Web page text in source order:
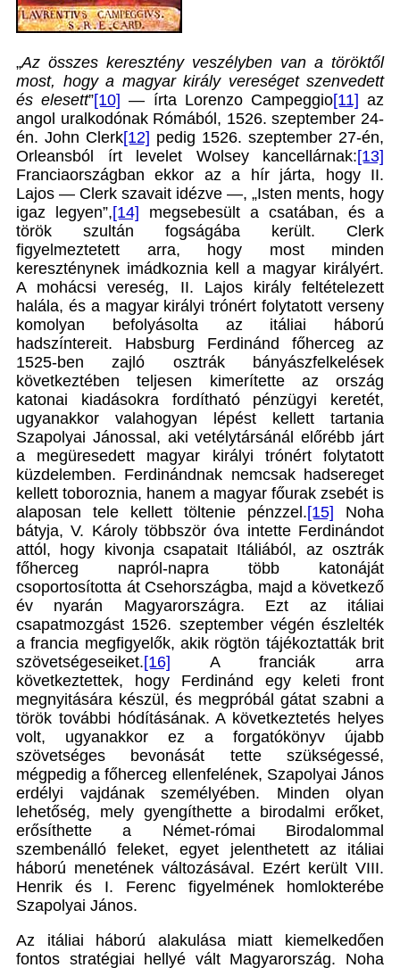
„Az összes keresztény veszélyben van a töröktől
most, hogy a magyar király vereséget szenvedett
és elesett”[10] — írta Lorenzo Campeggio[11] az
angol uralkodónak Rómából, 1526. szeptember 24-
én. John Clerk[12] pedig 1526. szeptember 27-én,
Orleansból írt levelet Wolsey kancellárnak:[13]
Franciaországban ekkor az a hír járta, hogy II.
Lajos — Clerk szavait idézve —, „Isten ments, hogy
igaz legyen”,[14] megsebesült a csatában, és a
török szultán fogságába került. Clerk
figyelmeztetett arra, hogy most minden
kereszténynek imádkoznia kell a magyar királyért.
A mohácsi vereség, II. Lajos király feltételezett
halála, és a magyar királyi trónért folytatott verseny
komolyan befolyásolta az itáliai háború
hadszíntereit. Habsburg Ferdinánd főherceg az
1525-ben zajló osztrák bányászfelkelések
következtében teljesen kimerítette az ország
katonai kiadásokra fordítható pénzügyi keretét,
ugyanakkor valahogyan lépést kellett tartania
Szapolyai Jánossal, aki vetélytársánál előrébb járt
a megüresedett magyar királyi trónért folytatott
küzdelemben. Ferdinándnak nemcsak hadsereget
kellett toboroznia, hanem a magyar főurak zsebét is
alaposan tele kellett töltenie pénzzel.[15] Noha
bátyja, V. Károly többször óva intette Ferdinándot
attól, hogy kivonja csapatait Itáliából, az osztrák
főherceg napról-napra több katonáját
csoportosította át Csehországba, majd a következő
év nyarán Magyarországra. Ezt az itáliai
csapatmozgást 1526. szeptember végén észlelték
a francia megfigyelők, akik rögtön tájékoztatták brit
szövetségeseiket.[16] A franciák arra
következtettek, hogy Ferdinánd egy keleti front
megnyitására készül, és megpróbál gátat szabni a
török további hódításának. A következtetés helyes
volt, ugyanakkor ez a forgatókönyv újabb
szövetséges bevonását tette szükségessé,
mégpedig a főherceg ellenfelének, Szapolyai János
erdélyi vajdának személyében. Minden olyan
lehetőség, mely gyengíthette a birodalmi erőket,
erősíthette a Német-római Birodalommal
szembenálló feleket, egyet jelenthetett az itáliai
háború menetének változásával. Ezért került VIII.
Henrik és I. Ferenc figyelmének homlokterébe
Szapolyai János.
Az itáliai háború alakulása miatt kiemelkedően
fontos stratégiai hellyé vált Magyarország. Noha